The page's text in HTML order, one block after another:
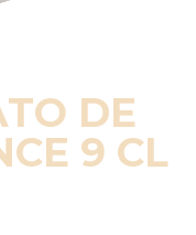
DE
9 CL